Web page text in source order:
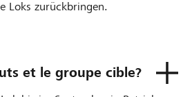
Loks zurückbringen.
et le groupe cible?